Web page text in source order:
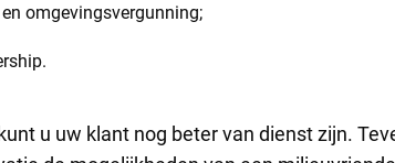
omgevingsvergunning;
u uw klant nog beter van dienst zijn.